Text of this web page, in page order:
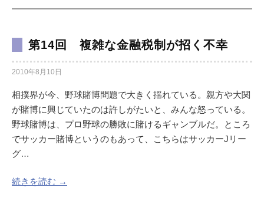
第14回 複雑な金融税制が招く不幸
2010年8月10日
相撲界が今、野球賭博問題で大きく揺れている。親方や大関
が賭博に興じていたのは許しがたいと、みんな怒っている。
野球賭博は、プロ野球の勝敗に賭けるギャンブルだ。ところ
でサッカー賭博というのもあって、こちらはサッカーJリー
グ…
続きを読む →